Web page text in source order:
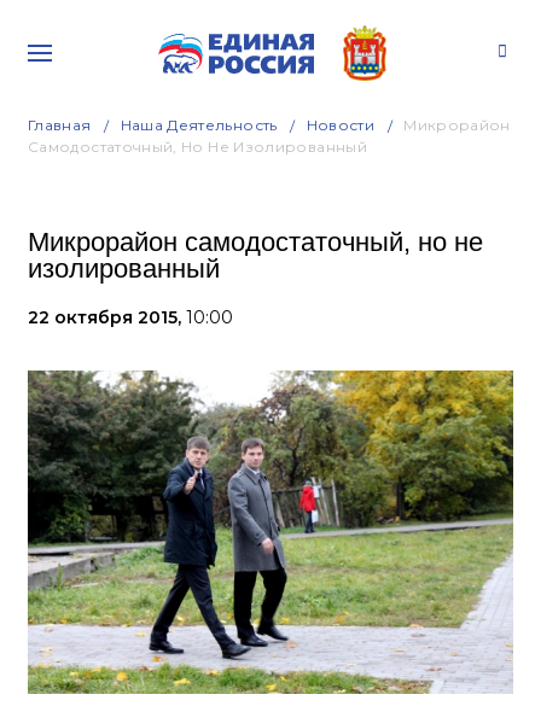
Главная Наша Деятельность Новости
Микрорайон
Самодостаточный, Но Не Изолированный
Микрорайон самодостаточный, но не
изолированный
22 октября 2015, 10:00